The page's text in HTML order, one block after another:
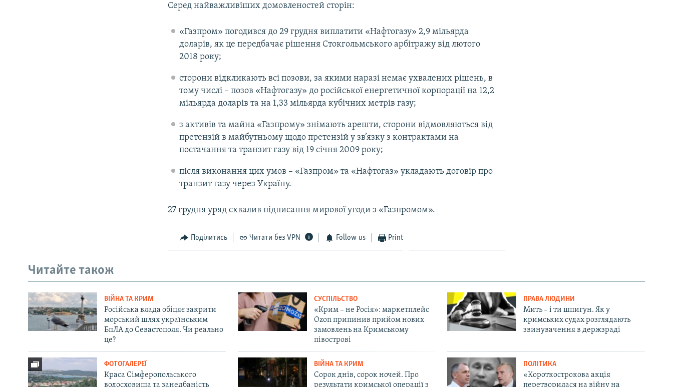
Серед найважливіших домовленостей сторін:
«Газпром» погодився до 29 грудня виплатити «Нафтогазу» 2,9 мільярда
доларів, як це передбачає рішення Стокгольмського арбітражу від лютого
2018 року;
сторони відкликають всі позови, за якими наразі немає ухвалених рішень, в
тому числі – позов «Нафтогазу» до російської енергетичної корпорації на 12,2
мільярда доларів та на 1,33 мільярда кубічних метрів газу;
з активів та майна «Газпрому» знімають арешти, сторони відмовляються від
претензій в майбутньому щодо претензій у зв’язку з контрактами на
постачання та транзит газу від 19 січня 2009 року;
після виконання цих умов – «Газпром» та «Нафтогаз» укладають договір про
транзит газу через Україну​.
27 грудня уряд схвалив підписання мирової угоди з «Газпромом».
Поділитись Читати без VPN Follow us Print
Читайте також
ВІЙНА ТА КРИМ
Російська влада обіцяє закрити
морський шлях українським
БпЛА до Севастополя. Чи реально
це?
СУСПІЛЬСТВО
«Крим – не Росія»: маркетплейс
Ozon припинив прийом нових
замовлень на Кримському
півострові
ПРАВА ЛЮДИНИ
Мить – і ти шпигун. Як у
кримських судах розглядають
звинувачення в держзраді
ФОТОГАЛЕРЕЇ
Краса Сімферопольського
водосховища та занедбаність
ВІЙНА ТА КРИМ
Сорок днів, сорок ночей. Про
результати кримської операції з
ПОЛІТИКА
«Короткострокова акція
перетворилася на війну на